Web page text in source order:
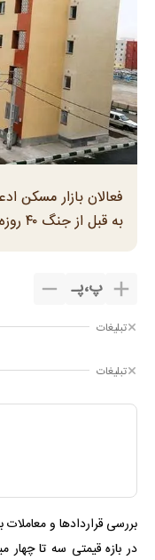
فعالان بازار مسکن
به قبل از جنگ ۴۰ روزه افزایش پیدا کرده است
پ،پـ
تبلیغات
تبلیغات
بررسی قراردادها و
در بازه قیمتی سه تا چهار